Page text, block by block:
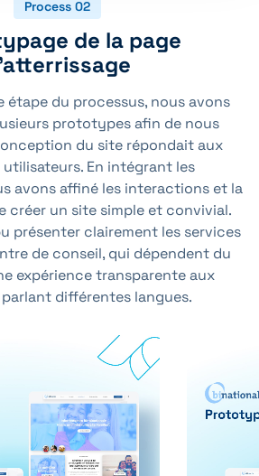
Process 02
de la page
étape du processus, nous avons
prototypes afin de nous
du site répondait aux
utilisateurs. En intégrant les
avons affiné les interactions et la
créer un site simple et convivial.
présenter clairement les services
de conseil, qui dépendent du
expérience transparente aux
différentes langues.